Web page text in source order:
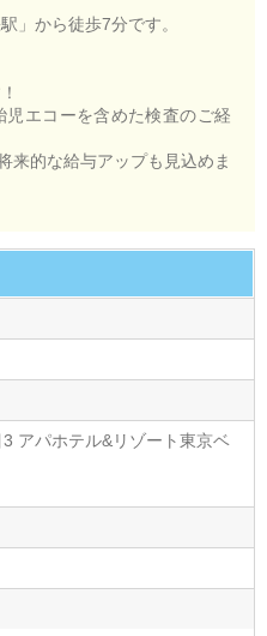
」から徒歩7分です。
児エコーを含めた検査のご経
来的な給与アップも見込めま
アパホテル&リゾート東京ベ